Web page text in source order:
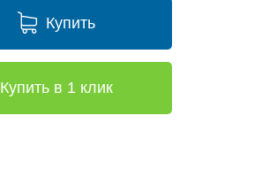
Купить
Купить в 1 клик